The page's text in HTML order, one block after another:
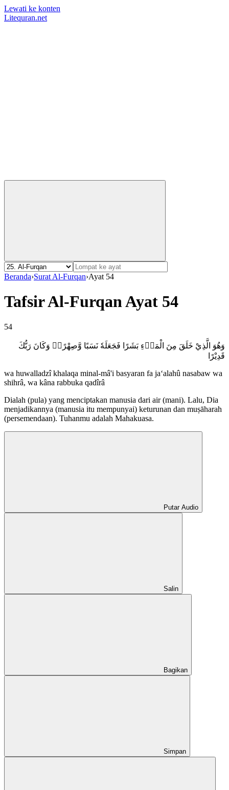
Lewati ke konten
Litequran.net
Beranda›Surat Al-Furqan›Ayat 54
Tafsir Al-Furqan Ayat 54
54
وَهُوَ الَّذِيْ خَلَقَ مِنَ الْمَاۤءِ بَشَرًا فَجَعَلَهٗ نَسَبًا وَّصِهْرًاۗ وَكَانَ رَبُّكَ
قَدِيْرًا
wa huwalladzî khalaqa minal-mâ'i basyaran fa ja‘alahû nasabaw wa
shihrâ, wa kâna rabbuka qadîrâ
Dialah (pula) yang menciptakan manusia dari air (mani). Lalu, Dia
menjadikannya (manusia itu mempunyai) keturunan dan muṣāharah
(persemendaan). Tuhanmu adalah Mahakuasa.
Putar Audio
Salin
Bagikan
Simpan